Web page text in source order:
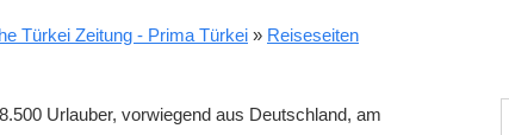
Türkei Zeitung - Prima Türkei » Reiseseiten
Urlauber, vorwiegend aus Deutschland, am